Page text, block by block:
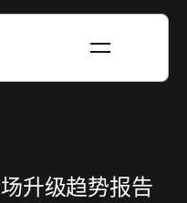
升级趋势报告